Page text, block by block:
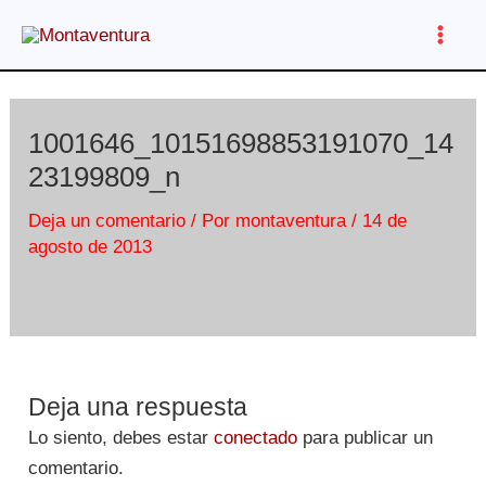
contenido
1001646_10151698853191070_14
23199809_n
Deja un comentario / Por montaventura/ 14 de
agosto de 2013
Deja una respuesta
Lo siento, debes estarconectado para publicar un
comentario.